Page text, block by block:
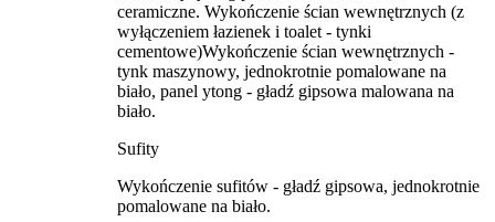
ceramiczne. Wykończenie ścian wewnętrznych (z
wyłączeniem łazienek i toalet - tynki
cementowe)Wykończenie ścian wewnętrznych -
tynk maszynowy, jednokrotnie pomalowane na
biało, panel ytong - gładź gipsowa malowana na
biało.
Sufity
Wykończenie sufitów - gładź gipsowa, jednokrotnie
pomalowane na biało.